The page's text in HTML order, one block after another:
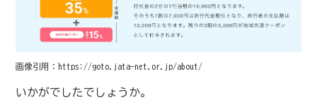
画像引用：https://goto.jata-net.or.jp/about/
いかがでしたでしょうか。